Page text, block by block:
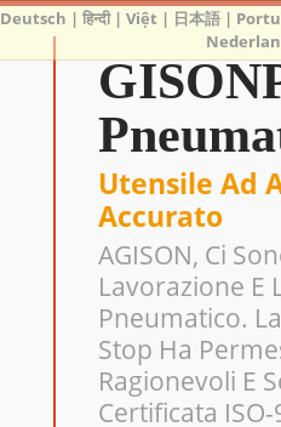
Utensile Ad
Accurato
AGISON, Ci
Lavorazione E
Pneumatico.
Stop Ha
Ragionevoli E
Certificata
Deutsch |हिन्दी|Việt | 日本語 |